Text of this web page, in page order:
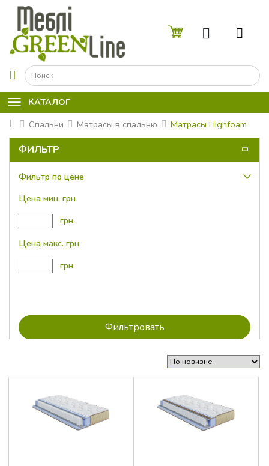
☰
КАТАЛОГ
Спальни
Матрасы в спальню Матрасы Highfoam
ФИЛЬТР
Фильтр по цене
Цена мин. грн
грн.
Цена макс. грн
грн.